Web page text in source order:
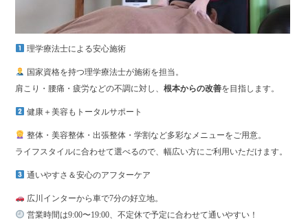
理学療法士による安心施術
国家資格を持つ理学療法士が施術を担当。
肩こり・腰痛・疲労などの不調に対し、根本からの改善を目指します。
健康＋美容もトータルサポート
整体・美容整体・出張整体・学割など多彩なメニューをご用意。
ライフスタイルに合わせて選べるので、幅広い方にご利用いただけます。
通いやすさ＆安心のアフターケア
広川インターから車で7分の好立地。
営業時間は9:00〜19:00、不定休で予定に合わせて通いやすい！